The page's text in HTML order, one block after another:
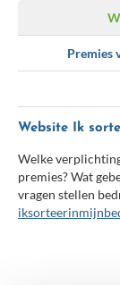
Premies
Website Ik
Welke
premies? Wat
vragen stellen